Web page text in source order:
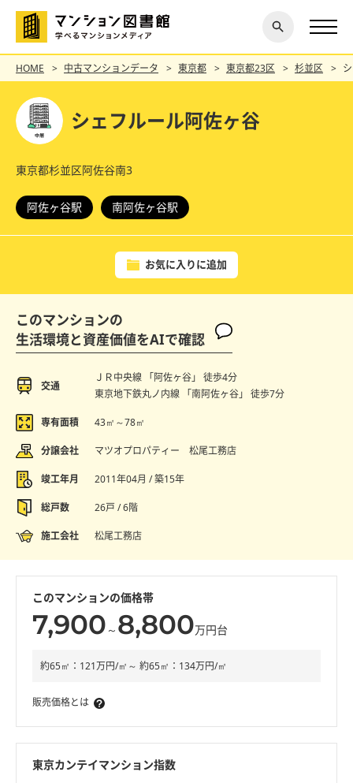
探す
閉じ
る
HOME 中古マンションデータ 東京都 東京都23区 杉並区
シェフルール阿佐ヶ谷
東京都杉並区阿佐谷南3
阿佐ヶ谷駅 南阿佐ヶ谷駅
お気に入りに追加
このマンションの
生活環境と資産価値をAIで確認
交通
ＪＲ中央線 「阿佐ヶ谷」 徒歩4分
東京地下鉄丸ノ内線 「南阿佐ヶ谷」 徒歩7分
専有面積 43㎡～78㎡
分譲会社 マツオプロパティー 松尾工務店
竣工年月 2011年04月 / 築15年
総戸数 26戸 / 6階
施工会社 松尾工務店
このマンションの価格帯
7,900 ～ 8,800万円台
約65㎡：121万円/㎡～ 約65㎡：134万円/㎡
販売価格とは
東京カンテイマンション指数